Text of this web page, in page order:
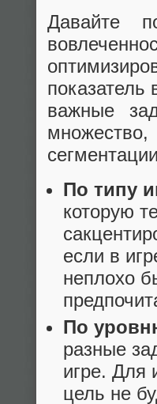
Давайте
показатель
важные
множество,
По типу
которую
если в
неплохо
По
разные
игре. Для
цель не